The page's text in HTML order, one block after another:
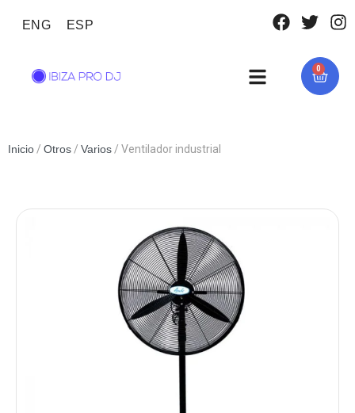
ENG ESP
0
Inicio / Otros / Varios / Ventilador industrial